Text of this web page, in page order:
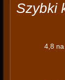
Szybki
4,8